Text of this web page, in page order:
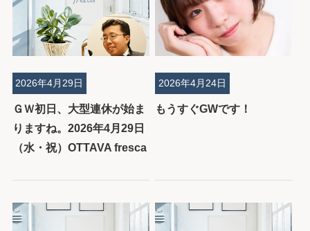
ＧＷ初日、大型連休が始ま
りますね。2026年4月29日
（水・祝）OTTAVA fresca
2026年4月29日
もうすぐGWです！
2026年4月24日